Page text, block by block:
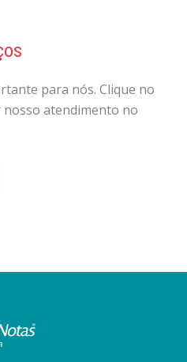
para nós. Clique no
atendimento no